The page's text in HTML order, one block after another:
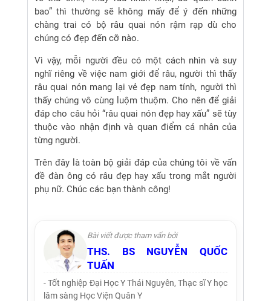
bao” thì thường sẽ không mấy để ý đến những
chàng trai có bộ râu quai nón rậm rạp dù cho
chúng có đẹp đến cỡ nào.
Vì vậy, mỗi người đều có một cách nhìn và suy
nghĩ riêng về việc nam giới để râu, người thì thấy
râu quai nón mang lại vẻ đẹp nam tính, người thì
thấy chúng vô cùng luộm thuộm. Cho nên để giải
đáp cho câu hỏi “râu quai nón đẹp hay xấu” sẽ tùy
thuộc vào nhận định và quan điểm cá nhân của
từng người.
Trên đây là toàn bộ giải đáp của chúng tôi về vấn
đề đàn ông có râu đẹp hay xấu trong mắt người
phụ nữ. Chúc các bạn thành công!
Bài viết được tham vấn bởi
THS. BS NGUYỄN QUỐC
TUẤN
- Tốt nghiệp Đại Học Y Thái Nguyên, Thạc sĩ Y học
lâm sàng Học Viện Quân Y